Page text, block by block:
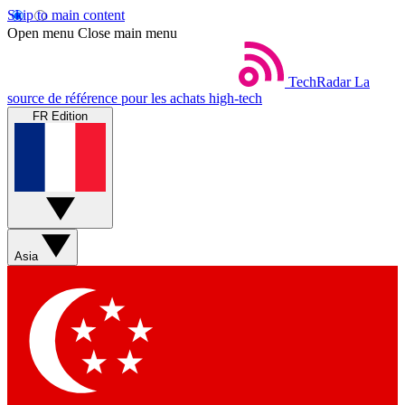
Skip to main content
Open menu Close main menu
TechRadar La
source de référence pour les achats high-tech
FR Edition
Asia